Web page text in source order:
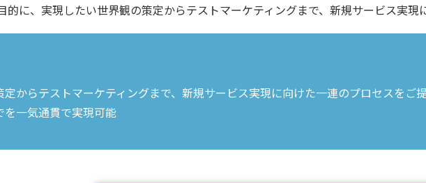
的に、実現したい世界観の策定からテストマーケティングまで、新規サービス実
からテストマーケティングまで、新規サービス実現に向けた一連のプロセスをご
一気通貫で実現可能